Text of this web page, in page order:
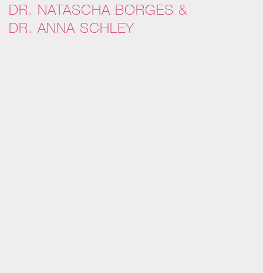
DR. NATASCHA BORGES &
DR. ANNA SCHLEY